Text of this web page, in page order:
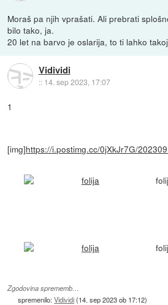
Moraš pa njih vprašati. Ali prebrati
bilo tako, ja.
20 let na barvo je oslarija, to ti lahko
Vidividi
:: 14. sep 2023, 17:07
1
[img]https://i.postimg.cc/0jXkJr7G/
Zgodovina sprememb…
spremenilo:Vidividi(14. sep 2023 ob 17:12)